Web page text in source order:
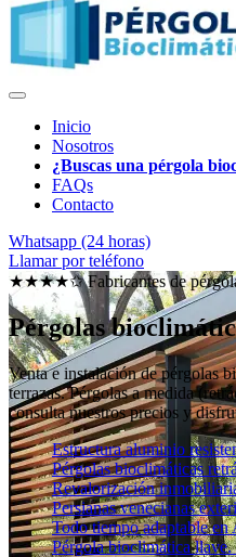
Inicio
Nosotros
¿Buscas una pérgola
FAQs
Contacto
Whatsapp (24 horas)
Llamar por teléfono
★★★★✩ Fabricantes de
Pérgolas
Venta e instalación de pérgolas
terrazas. Pérgolas a medida
consulta nuestros precios y
Estructura aluminio
Pérgolas bioclimáticas
Revalorización
Persianas venecianas
Todo tiempo adaptable en
Pérgola bioclimática